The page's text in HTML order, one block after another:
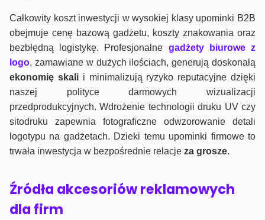
Całkowity koszt inwestycji w wysokiej klasy upominki B2B
obejmuje cenę bazową gadżetu, koszty znakowania oraz
bezbłędną logistykę. Profesjonalne gadżety biurowe z
logo, zamawiane w dużych ilościach, generują doskonałą
ekonomię skalii minimalizują ryzyko reputacyjne dzięki
naszej polityce darmowych wizualizacji
przedprodukcyjnych. Wdrożenie technologii druku UV czy
sitodruku zapewnia fotograficzne odwzorowanie detali
logotypu na gadżetach. Dzieki temu upominki firmowe to
trwała inwestycja w bezpośrednie relacje za grosze.
Źródła akcesoriów reklamowych
dla firm